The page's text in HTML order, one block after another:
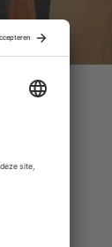
biedt
data,